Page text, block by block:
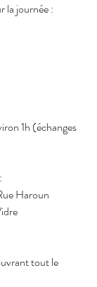
la journée :
1h (échanges
Haroun
tout le